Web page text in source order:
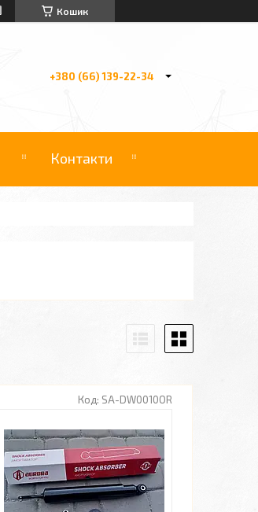
Кошик
+380 (66) 139-22-34
Контакти
SA-DW0010OR